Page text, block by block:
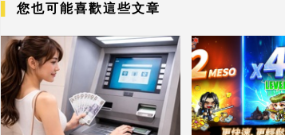
您也可能喜歡這些文章